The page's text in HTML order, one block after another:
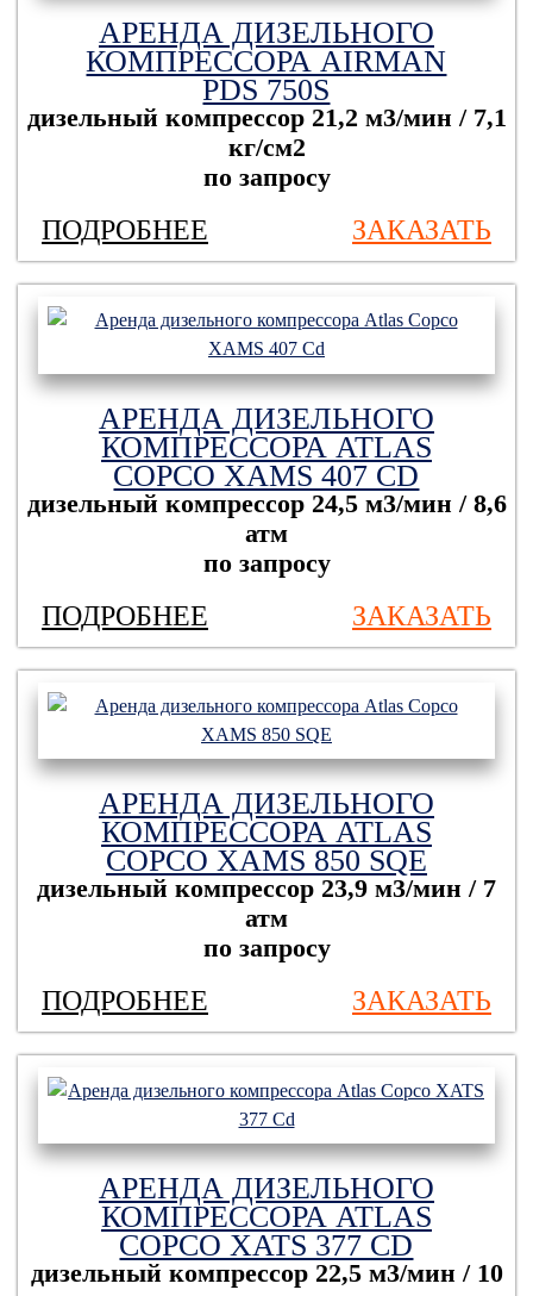
АРЕНДА ДИЗЕЛЬНОГО
КОМПРЕССОРА AIRMAN
PDS 750S
дизельный компрессор 21,2 м3/мин / 7,1
кг/см2
по запросу
ПОДРОБНЕЕ ЗАКАЗАТЬ
АРЕНДА ДИЗЕЛЬНОГО
КОМПРЕССОРА ATLAS
COPCO XAMS 407 CD
дизельный компрессор 24,5 м3/мин / 8,6
атм
по запросу
ПОДРОБНЕЕ ЗАКАЗАТЬ
АРЕНДА ДИЗЕЛЬНОГО
КОМПРЕССОРА ATLAS
COPCO XAMS 850 SQE
дизельный компрессор 23,9 м3/мин / 7
атм
по запросу
ПОДРОБНЕЕ ЗАКАЗАТЬ
АРЕНДА ДИЗЕЛЬНОГО
КОМПРЕССОРА ATLAS
COPCO XATS 377 CD
дизельный компрессор 22,5 м3/мин / 10